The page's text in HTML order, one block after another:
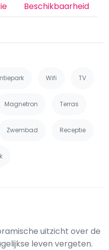
Beschikbaarheid
Wifi TV
Magnetron Terras
Zwembad Receptie
uitzicht over de
leven vergeten.